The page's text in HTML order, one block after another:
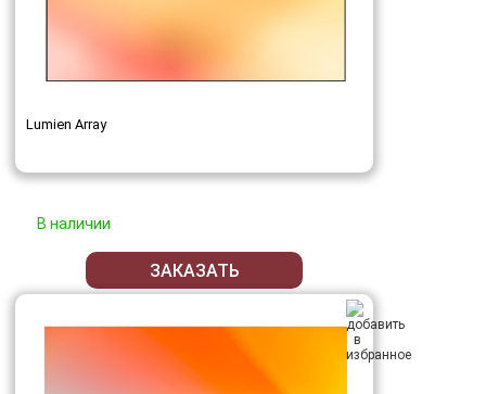
Lumien Array
В наличии
ЗАКАЗАТЬ